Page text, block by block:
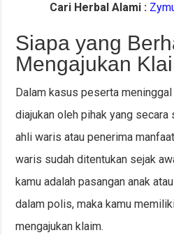
Cari Herbal Alami :
Siapa yang
Mengajukan
Dalam kasus peserta
diajukan oleh pihak yang
ahli waris atau penerima
waris sudah ditentukan sejak
kamu adalah pasangan anak
dalam polis, maka kamu
mengajukan klaim.